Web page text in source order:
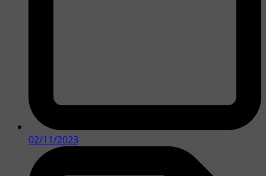
02/11/2023